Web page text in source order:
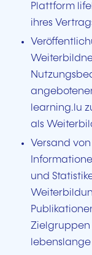
Plattform
ihres
learning.lu
als
Versand
und
Zielgruppen